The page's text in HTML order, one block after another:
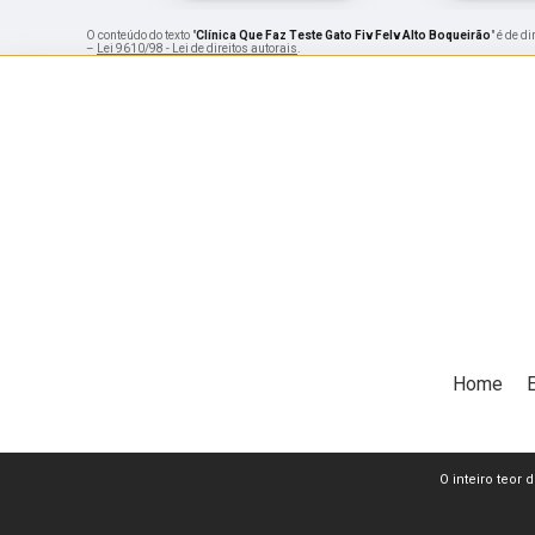
O conteúdo do texto "Clínica Que Faz Teste Gato Fiv Felv Alto Boqueirão" é de
–
Lei 9610/98 - Lei de direitos autorais
Home
O inteiro teor